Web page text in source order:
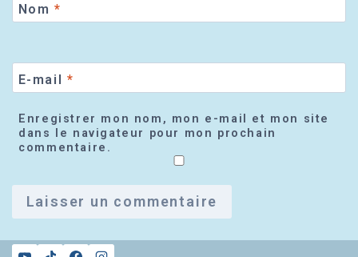
Nom *
E-mail *
Enregistrer mon nom, mon e-mail et mon site
dans le navigateur pour mon prochain
commentaire.